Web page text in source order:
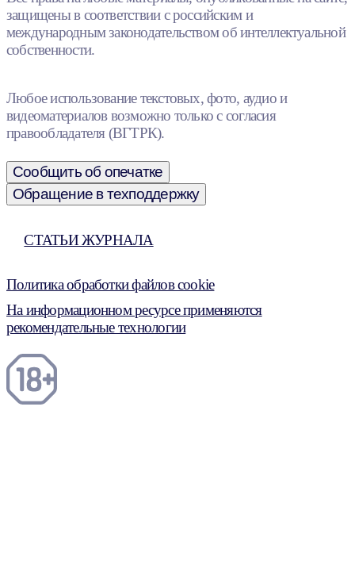
защищены в соответствии с российским и
международным законодательством об интеллектуальной
собственности.
Любое использование текстовых, фото, аудио и
видеоматериалов возможно только с согласия
правообладателя (ВГТРК).
Сообщить об опечатке
Обращение в техподдержку
СТАТЬИ ЖУРНАЛА
Политика обработки файлов cookie
На информационном ресурсе применяются
рекомендательные технологии